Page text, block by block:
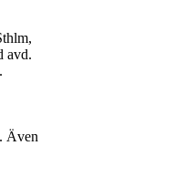
avd.
Även